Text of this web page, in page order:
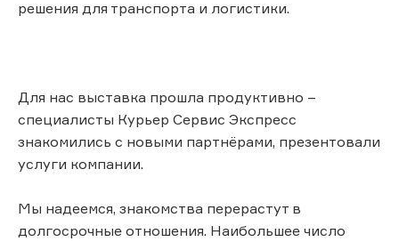
решения для транспорта и логистики.
Для нас выставка прошла продуктивно –
специалисты Курьер Сервис Экспресс
знакомились с новыми партнёрами, презентовали
услуги компании.
Мы надеемся, знакомства перерастут в
долгосрочные отношения. Наибольшее число